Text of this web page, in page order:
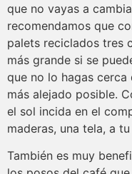
que no vayas a
recomendamos que
palets reciclados tres
más grande si se
que no lo hagas cerca
más alejado posible.
el sol incida en el
maderas, una tela, a
También es muy